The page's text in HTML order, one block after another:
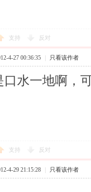
支持 反对
4-27 00:36:35 只看该作者
口水一地啊，
支持 反对
4-29 21:15:28 只看该作者